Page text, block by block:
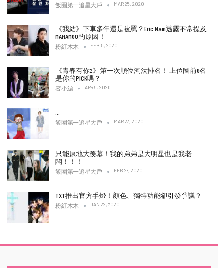
飯圈第一追星大戶 MAR 25, 2020
《我結》下車多年還是被罵？Eric Nam透露不常提及
MAMAMOO的原因！
粉紅木木 FEB 5, 2020
《青春有你2》第一次順位淘汰排名！ 上位圈前9名
是你的PICK嗎？
容小編 APR 9, 2020
飯圈第一追星大戶 MAR 27, 2020
只能原地大羨慕！我的弟弟是大明星也是我老
闆！！！
飯圈第一追星大戶 FEB 28, 2020
TXT推出官方手燈！顏色、獨特功能卻引發爭議？
粉紅木木 JAN 22, 2020